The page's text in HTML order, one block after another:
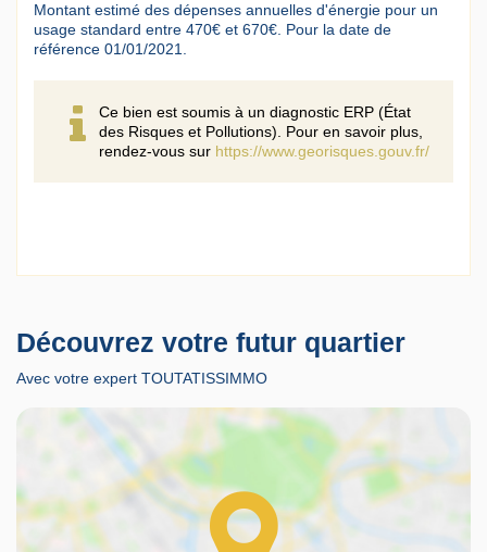
Montant estimé des dépenses annuelles d'énergie pour un
usage standard entre 470€ et 670€. Pour la date de
référence 01/01/2021.
Ce bien est soumis à un diagnostic ERP (État
des Risques et Pollutions). Pour en savoir plus,
rendez-vous sur https://www.georisques.gouv.fr/
Découvrez votre futur quartier
Avec votre expert TOUTATISSIMMO